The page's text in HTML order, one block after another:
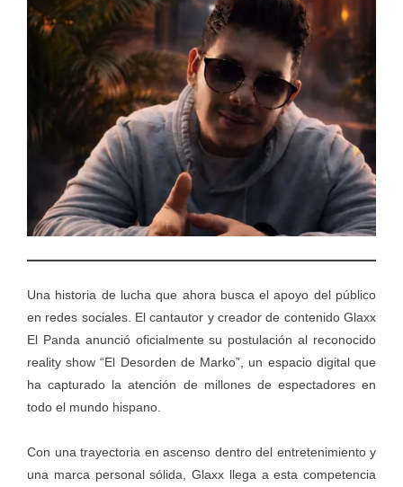
Una historia de lucha que ahora busca el apoyo del público
en redes sociales. El cantautor y creador de contenido Glaxx
El Panda anunció oficialmente su postulación al reconocido
reality show “El Desorden de Marko”, un espacio digital que
ha capturado la atención de millones de espectadores en
todo el mundo hispano.
Con una trayectoria en ascenso dentro del entretenimiento y
una marca personal sólida, Glaxx llega a esta competencia